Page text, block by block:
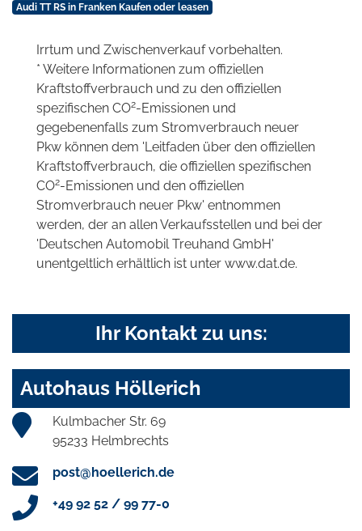
Audi TT RS in Franken Kaufen oder leasen
Irrtum und Zwischenverkauf vorbehalten.
* Weitere Informationen zum offiziellen
Kraftstoffverbrauch und zu den offiziellen
spezifischen CO2-Emissionen und
gegebenenfalls zum Stromverbrauch neuer
Pkw können dem 'Leitfaden über den offiziellen
Kraftstoffverbrauch, die offiziellen spezifischen
CO2-Emissionen und den offiziellen
Stromverbrauch neuer Pkw' entnommen
werden, der an allen Verkaufsstellen und bei der
'Deutschen Automobil Treuhand GmbH'
unentgeltlich erhältlich ist unter www.dat.de.
Ihr Kontakt zu uns:
Autohaus Höllerich
Kulmbacher Str. 69
95233 Helmbrechts
post@hoellerich.de
+49 92 52 / 99 77-0